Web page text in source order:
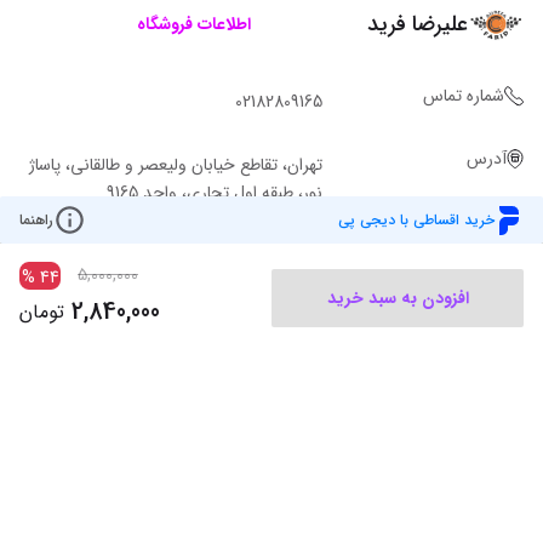
خرید اقساطی با دیجی پی راهنما
افزودن به سبد خرید
5,000,000
44
%
2,840,000 تومان
علیرضا فرید اطلاعات فروشگاه
شماره تماس 02182809165
آدرس
تهران، تقاطع خیابان ولیعصر و طالقانی، پاساژ
نور، طبقه اول تجاری، واحد 9165